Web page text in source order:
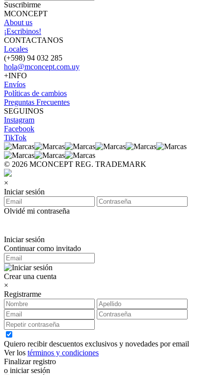
Suscribirme
MCONCEPT
About us
¡Escribinos!
CONTACTANOS
Locales
(+598) 94 032 285
hola@mconcept.com.uy
+INFO
Envíos
Políticas de cambios
Preguntas Frecuentes
SEGUINOS
Instagram
Facebook
TikTok
© 2026 MCONCEPT REG. TRADEMARK
×
Iniciar sesión
Olvidé mi contraseña
Iniciar sesión
Continuar como invitado
Crear una cuenta
×
Registrarme
Quiero recibir descuentos exclusivos y novedades por email
Ver los términos y condiciones
Finalizar registro
o iniciar sesión